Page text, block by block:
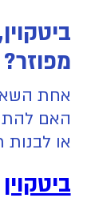
מפוזר?
אחת
האם
או לבנות
ביטקוין